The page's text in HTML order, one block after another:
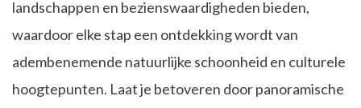
landschappen en bezienswaardigheden bieden,
waardoor elke stap een ontdekking wordt van
adembenemende natuurlijke schoonheid en culturele
hoogtepunten. Laat je betoveren door panoramische